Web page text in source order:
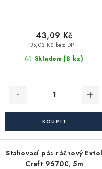
Skladem (8 ks)
35,03 Kč bez DPH
43,09 Kč
Stahovací pás ráčnový Extol
Craft 96700, 5m